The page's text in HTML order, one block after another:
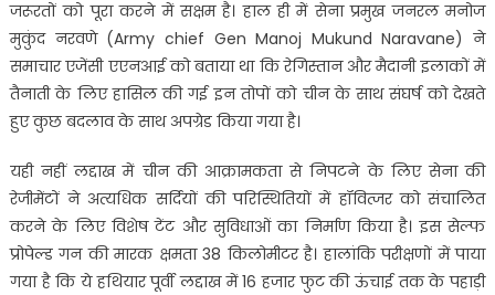
जरूरतों को पूरा करने में सक्षम है। हाल ही में सेना प्रमुख जनरल मनोज
मुकुंद नरवणे (Army chief Gen Manoj Mukund Naravane) ने
समाचार एजेंसी एएनआई को बताया था कि रेगिस्तान और मैदानी इलाकों में
तैनाती के लिए हासिल की गई इन तोपों को चीन के साथ संघर्ष को देखते
हुए कुछ बदलाव के साथ अपग्रेड किया गया है।
यही नहीं लद्दाख में चीन की आक्रामकता से निपटने के लिए सेना की
रेजीमेंटों ने अत्यधिक सर्दियों की परिस्थितियों में हॉवित्जर को संचालित
करने के लिए विशेष टेंट और सुविधाओं का निर्माण किया है। इस सेल्फ
प्रोपेल्ड गन की मारक क्षमता 38 किलोमीटर है। हालांकि परीक्षणों में पाया
गया है कि ये हथियार पूर्वी लद्दाख में 16 हजार फुट की ऊंचाई तक के पहाड़ी